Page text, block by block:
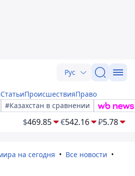
Рус
СтатьиПроисшествияПраво
#Казахстан в сравнении
$469.85 €542.16 ₽5.78
на сегодня
Все новости